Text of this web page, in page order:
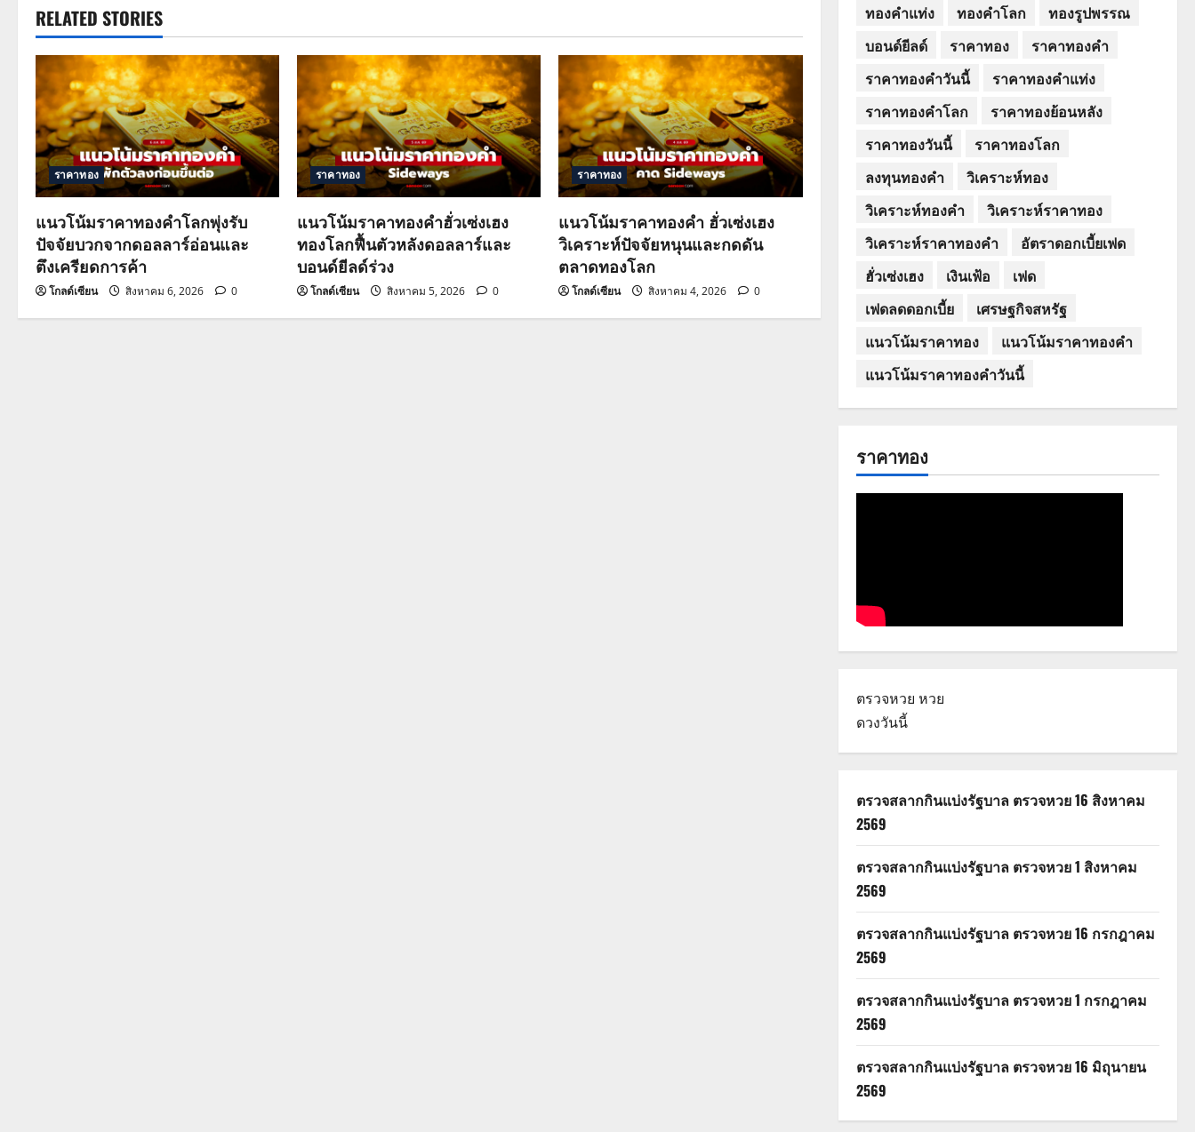
n
a
v
i
g
a
t
i
o
RELATED STORIES
ราคาทอง
แนวโน้มราคาทองคำโลกพุ่งรับ
ปัจจัยบวกจากดอลลาร์อ่อนและ
ตึงเครียดการค้า
โกลด์เซียน สิงหาคม 6, 2026 0
ราคาทอง
แนวโน้มราคาทองคำฮั่วเซ่งเฮง
ทองโลกฟื้นตัวหลังดอลลาร์และ
บอนด์ยีลด์ร่วง
โกลด์เซียน สิงหาคม 5, 2026 0
ราคาทอง
แนวโน้มราคาทองคำ ฮั่วเซ่งเฮง
วิเคราะห์ปัจจัยหนุนและกดดัน
ตลาดทองโลก
โกลด์เซียน สิงหาคม 4, 2026 0
ทองคำแท่ง
ทองคำโลก
ทองรูปพรรณ
บอนด์ยีลด์
ราคาทอง
ราคาทองคำ
ราคาทองคำวันนี้
ราคาทองคำแท่ง
ราคาทองคำโลก
ราคาทองย้อนหลัง
ราคาทองวันนี้
ราคาทองโลก
ลงทุนทองคำ
วิเคราะห์ทอง
วิเคราะห์ทองคำ
วิเคราะห์ราคาทอง
วิเคราะห์ราคาทองคำ
อัตราดอกเบี้ยเฟด
ฮั่วเซ่งเฮง
เงินเฟ้อ
เฟด
เฟดลดดอกเบี้ย
เศรษฐกิจสหรัฐ
แนวโน้มราคาทอง
แนวโน้มราคาทองคำ
แนวโน้มราคาทองคำวันนี้
ราคาทอง
ตรวจหวย หวย
ดวงวันนี้
ตรวจสลากกินแบ่งรัฐบาล ตรวจหวย 16 สิงหาคม
2569
ตรวจสลากกินแบ่งรัฐบาล ตรวจหวย 1 สิงหาคม
2569
ตรวจสลากกินแบ่งรัฐบาล ตรวจหวย 16 กรกฎาคม
2569
ตรวจสลากกินแบ่งรัฐบาล ตรวจหวย 1 กรกฎาคม
2569
ตรวจสลากกินแบ่งรัฐบาล ตรวจหวย 16 มิถุนายน
2569